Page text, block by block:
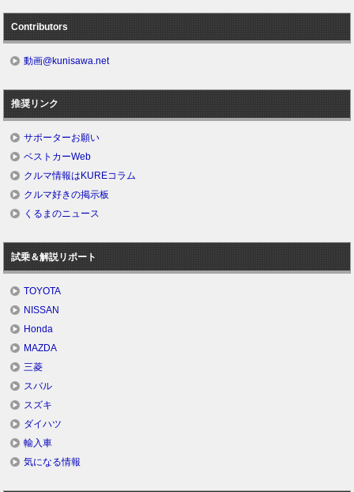
Contributors
動画@kunisawa.net
推奨リンク
サポーターお願い
ベストカーWeb
クルマ情報はKUREコラム
クルマ好きの掲示板
くるまのニュース
試乗＆解説リポート
TOYOTA
NISSAN
Honda
MAZDA
三菱
スバル
スズキ
ダイハツ
輸入車
気になる情報